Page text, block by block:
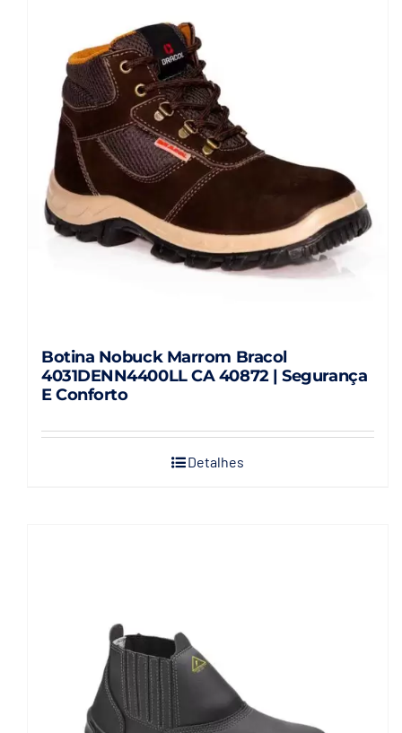
Botina Nobuck Marrom Bracol
4031DENN4400LL CA 40872 | Segurança
E Conforto
Detalhes